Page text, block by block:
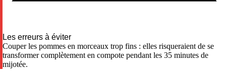
Les erreurs à éviter
Couper les pommes en morceaux trop fins : elles risqueraient de se
transformer complètement en compote pendant les 35 minutes de
mijotée.